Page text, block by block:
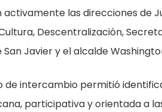
las direcciones de
Descentralización,
San Javier y el alcalde
de intercambio permitió
participativa y orientada a